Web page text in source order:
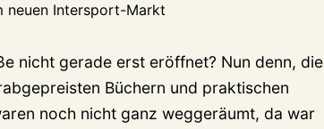
neuen Intersport-Markt
nicht gerade erst eröffnet? Nun denn, die
Büchern und praktischen
noch nicht ganz weggeräumt, da war